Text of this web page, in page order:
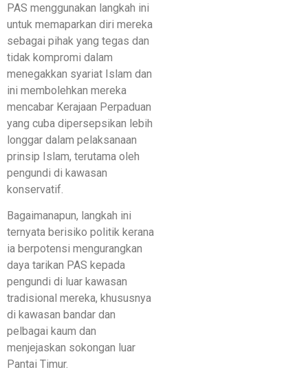
PAS menggunakan langkah ini
untuk memaparkan diri mereka
sebagai pihak yang tegas dan
tidak kompromi dalam
menegakkan syariat Islam dan
ini membolehkan mereka
mencabar Kerajaan Perpaduan
yang cuba dipersepsikan lebih
longgar dalam pelaksanaan
prinsip Islam, terutama oleh
pengundi di kawasan
konservatif.
Bagaimanapun, langkah ini
ternyata berisiko politik kerana
ia berpotensi mengurangkan
daya tarikan PAS kepada
pengundi di luar kawasan
tradisional mereka, khususnya
di kawasan bandar dan
pelbagai kaum dan
menjejaskan sokongan luar
Pantai Timur.